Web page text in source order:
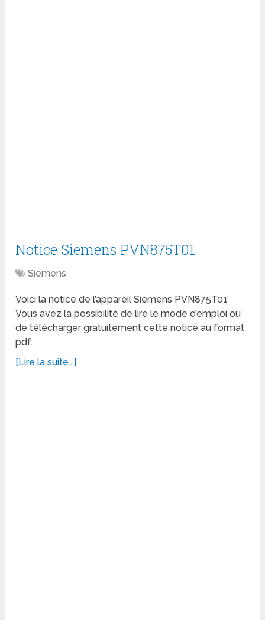
Notice Siemens PVN875T01
Siemens
Voici la notice de l’appareil Siemens PVN875T01
Vous avez la possibilité de lire le mode d’emploi ou
de télécharger gratuitement cette notice au format
pdf.
[Lire la suite...]